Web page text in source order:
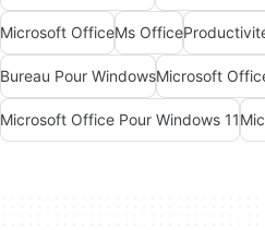
Microsoft OfficeMs Office
Bureau Pour WindowsMicrosoft
Microsoft Office Pour Windows 11